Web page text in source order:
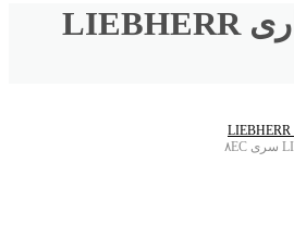
جداول باربرداری LIEBHERR